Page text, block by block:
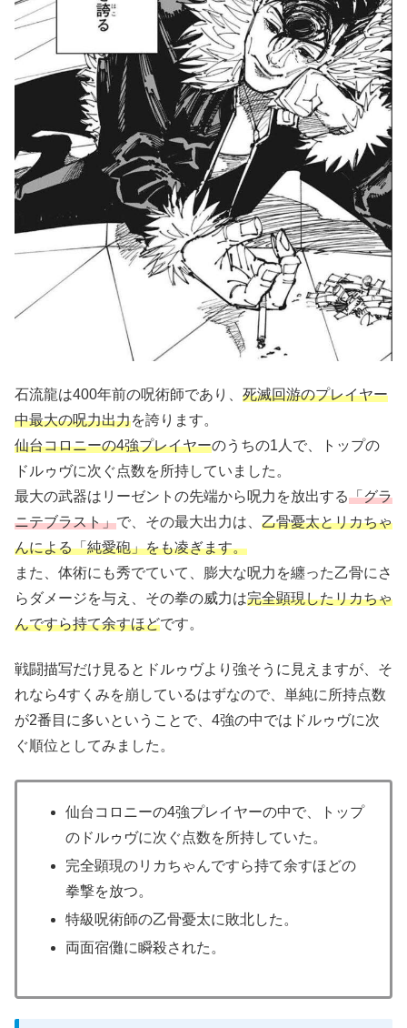
石流龍は400年前の呪術師であり、 死滅回游のプレイヤー
中最大の呪力出力を誇ります。
仙台コロニーの4強プレイヤーのうちの1人で、トップの
ドルゥヴに次ぐ点数を所持していました。
最大の武器はリーゼントの先端から呪力を放出する「グラ
ニテブラスト」で、その最大出力は、 乙骨憂太とリカちゃ
んによる「純愛砲」をも凌ぎます。
また、体術にも秀でていて、膨大な呪力を纏った乙骨にさ
らダメージを与え、その拳の威力は完全顕現したリカちゃ
んですら持て余すほどです。
戦闘描写だけ見るとドルゥヴより強そうに見えますが、そ
れなら4すくみを崩しているはずなので、単純に所持点数
が2番目に多いということで、4強の中ではドルゥヴに次
ぐ順位としてみました。
仙台コロニーの4強プレイヤーの中で、トップ
のドルゥヴに次ぐ点数を所持していた。
完全顕現のリカちゃんですら持て余すほどの
拳撃を放つ。
特級呪術師の乙骨憂太に敗北した。
両面宿儺に瞬殺された。